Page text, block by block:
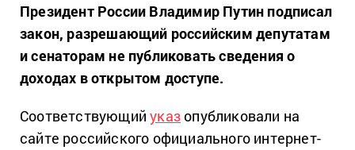
Президент России Владимир Путин подписал
закон, разрешающий российским депутатам
и сенаторам не публиковать сведения о
доходах в открытом доступе.
Соответствующийуказопубликовали на
сайте российского официального интернет-